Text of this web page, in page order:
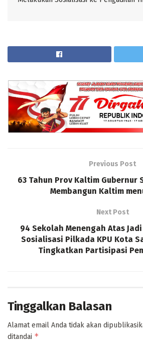
Previous Post
63 Tahun Prov Kaltim Gubernur
Membangun Kaltim
Next Post
94 Sekolah Menengah Atas
Sosialisasi Pilkada KPU Kota
Tingkatkan Partisipasi
Tinggalkan Balasan
Alamat email Anda tidak akan
ditandai *